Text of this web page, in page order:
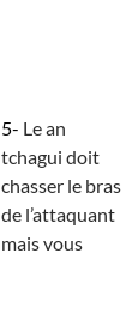
5- Le an
tchagui doit
chasser le bras
de l’attaquant
mais vous